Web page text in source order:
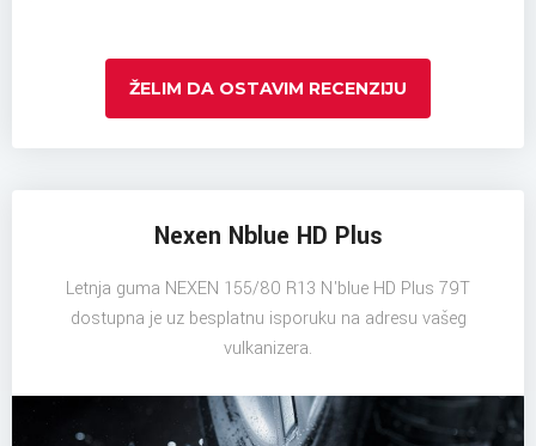
ŽELIM DA OSTAVIM RECENZIJU
Nexen Nblue HD Plus
Letnja guma NEXEN 155/80 R13 N'blue HD Plus 79T
dostupna je uz besplatnu isporuku na adresu vašeg
vulkanizera.